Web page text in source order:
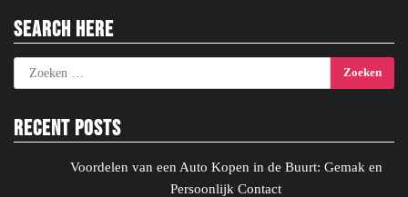
Search Here
Zoeken
naar:
Recent Posts
Voordelen van een Auto Kopen in de Buurt: Gemak en
Persoonlijk Contact